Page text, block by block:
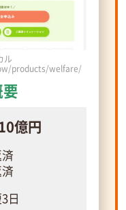
ル
products/welfare/
億円
日